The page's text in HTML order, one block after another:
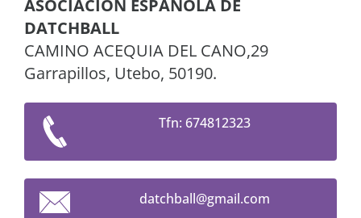
ASOCIACIÓN ESPAÑOLA DE
DATCHBALL
CAMINO ACEQUIA DEL CANO,29
Garrapillos, Utebo, 50190.
Tfn: 674812323
datchball@gmail.com